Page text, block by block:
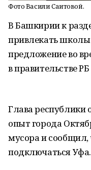
Фото Васили Саитовой.
В Башкирии к
привлекать школы
предложение во
в правительстве
Глава
опыт города
мусора и сообщил,
подключаться Уфа.